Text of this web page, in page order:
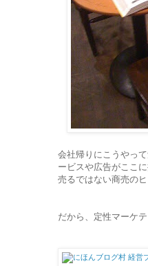
会社帰りにこうやっ
ービスや広告がここ
売るではない商売の
だから、定性マーケ